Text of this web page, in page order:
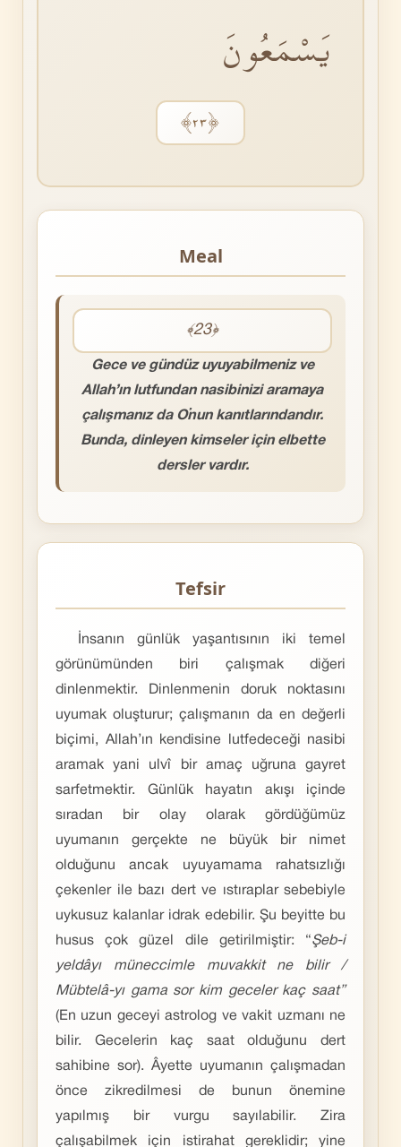
يَسْمَعُونَ
﴿٢٣﴾
Meal
﴾23﴿
Gece ve gündüz uyuyabilmeniz ve
Allah’ın lutfundan nasibinizi aramaya
çalışmanız da O’nun kanıtlarındandır.
Bunda, dinleyen kimseler için elbette
dersler vardır.
Tefsir
İnsanın günlük yaşantısının iki temel
görünümünden biri çalışmak diğeri
dinlenmektir. Dinlenmenin doruk noktasını
uyumak oluşturur; çalışmanın da en değerli
biçimi, Allah’ın kendisine lutfedeceği nasibi
aramak yani ulvî bir amaç uğruna gayret
sarfetmektir. Günlük hayatın akışı içinde
sıradan bir olay olarak gördüğümüz
uyumanın gerçekte ne büyük bir nimet
olduğunu ancak uyuyamama rahatsızlığı
çekenler ile bazı dert ve ıstıraplar sebebiyle
uykusuz kalanlar idrak edebilir. Şu beyitte bu
husus çok güzel dile getirilmiştir: “Şeb-i
yeldâyı müneccimle muvakkit ne bilir /
Mübtelâ-yı gama sor kim geceler kaç saat”
(En uzun geceyi astrolog ve vakit uzmanı ne
bilir. Gecelerin kaç saat olduğunu dert
sahibine sor). Âyette uyumanın çalışmadan
önce zikredilmesi de bunun önemine
yapılmış bir vurgu sayılabilir. Zira
çalışabilmek için istirahat gereklidir; yine